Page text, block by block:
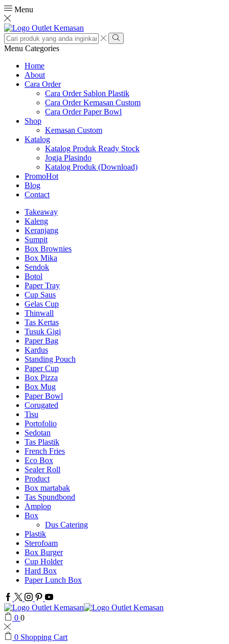
Menu
Search
input
Search
Menu Categories
Home
About
Cara Order
Cara Order Sablon Plastik
Cara Order Kemasan Custom
Cara Order Paper Bowl
Shop
Kemasan Custom
Katalog
Katalog Produk Ready Stock
Jogja Plasindo
Katalog Produk (Download)
PromoHot
Blog
Contact
Takeaway
Kaleng
Keranjang
Sumpit
Box Brownies
Box Mika
Sendok
Botol
Paper Tray
Cup Saus
Gelas Cup
Thinwall
Tas Kertas
Tusuk Gigi
Paper Bag
Kardus
Standing Pouch
Paper Cup
Box Pizza
Box Mug
Paper Bowl
Corugated
Tisu
Portofolio
Sedotan
Tas Plastik
French Fries
Eco Box
Sealer Roll
Product
Box martabak
Tas Spundbond
Amplop
Box
Dus Catering
Plastik
Sterofoam
Box Burger
Cup Holder
Hard Box
Paper Lunch Box
Facebook
Twitter
Instagram
Pinterest
Youtube
0 0
0 Shopping Cart